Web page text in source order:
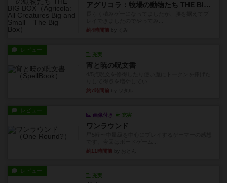
アグリコラ：牧場の動物たち THE BIG BOX
約4時間前
レビュー
充実
宵と暁の呪文書
約7時間前
レビュー
画像付き 充実
ワンラウンド
約11時間前
レビュー
充実